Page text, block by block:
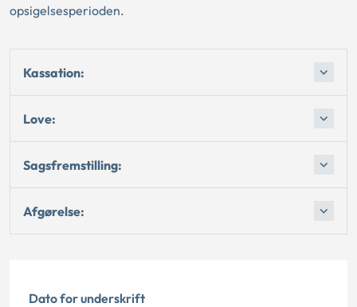
opsigelsesperioden.
Kassation:
Love:
Sagsfremstilling:
Afgørelse:
Dato for underskrift